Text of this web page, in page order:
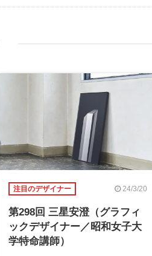
注目のデザイナー 24/3/20
第298回 三星安澄（グラフィ
ックデザイナー／昭和女子大
学特命講師）